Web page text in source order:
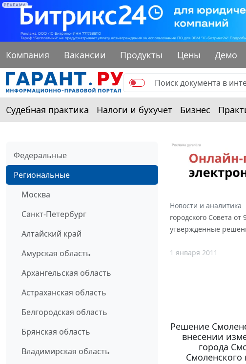
РЕКЛАМА
Компания Вакансии Продукты Цены Демо
Судебная практика Налоги и бухучет Бизнес
Федеральные
Региональные
Москва
Санкт-Петербург
Алтайский край
Амурская область
Архангельская область
Астраханская область
Белгородская область
Брянская область
Владимирская область
Новости и аналитика
городского Совета
утвержденные
1 января 2011
Решение
внесении
города
Смоленского